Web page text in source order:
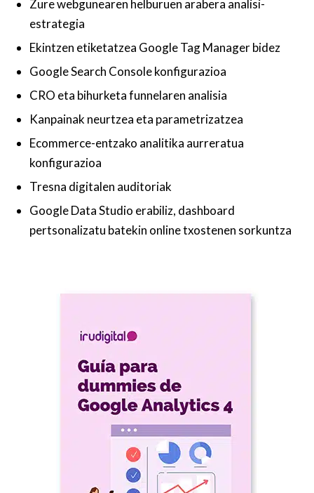
Zure webgunearen helburuen arabera analisi-
estrategia
Ekintzen etiketatzea Google Tag Manager bidez
Google Search Console konfigurazioa
CRO eta bihurketa funnelaren analisia
Kanpainak neurtzea eta parametrizatzea
Ecommerce-entzako analitika aurreratua
konfigurazioa
Tresna digitalen auditoriak
Google Data Studio erabiliz, dashboard
pertsonalizatu batekin online txostenen sorkuntza